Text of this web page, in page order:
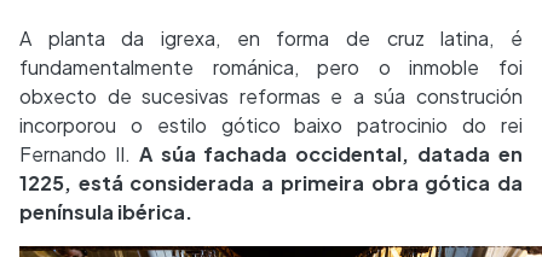
A planta da igrexa, en forma de cruz latina, é
fundamentalmente románica, pero o inmoble foi
obxecto de sucesivas reformas e a súa construción
incorporou o estilo gótico baixo patrocinio do rei
Fernando II. A súa fachada occidental, datada en
1225, está considerada a primeira obra gótica da
península ibérica.